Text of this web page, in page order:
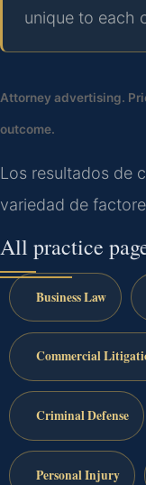
unique to each
Attorney advertising.
outcome.
Los resultados de
variedad de
All practice
Business Law
Commercial
Criminal Defense
Personal Injury